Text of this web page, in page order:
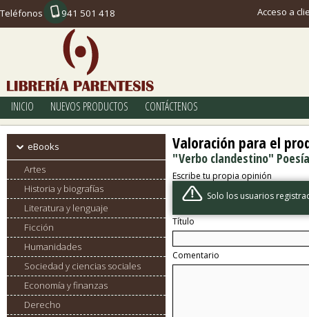
Teléfonos 941 501 418 Acceso a
INICIO NUEVOS PRODUCTOS CONTÁCTENOS
eBooks
Artes
Historia y biografías
Literatura y lenguaje
Ficción
Humanidades
Sociedad y ciencias sociales
Economía y finanzas
Derecho
Valoración para el
"Verbo clandestino"
Escribe tu propia opinión
Solo los usuarios
Título
Comentario